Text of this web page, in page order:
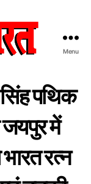
Menu
पथिक
जयपुर में
रत्न